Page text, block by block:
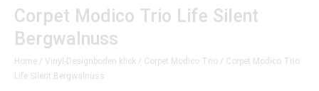
Corpet Modico Trio Life Silent
Bergwalnuss
Home / Vinyl-Designboden klick / Corpet Modico Trio / Corpet Modico Trio
Life Silent Bergwalnuss